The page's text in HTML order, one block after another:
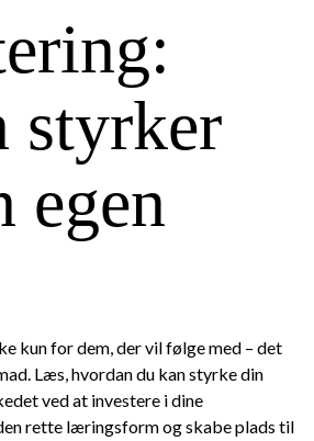
styrker
egen
kun for dem, der vil følge med – det
Læs, hvordan du kan styrke din
ved at investere i dine
rette læringsform og skabe plads til